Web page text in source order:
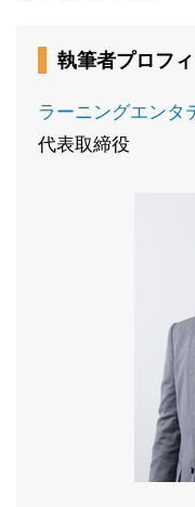
執筆者プロフ
ラーニングエンタ
代表取締役